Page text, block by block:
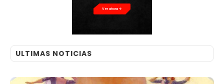
Ver ahora
ULTIMAS NOTICIAS